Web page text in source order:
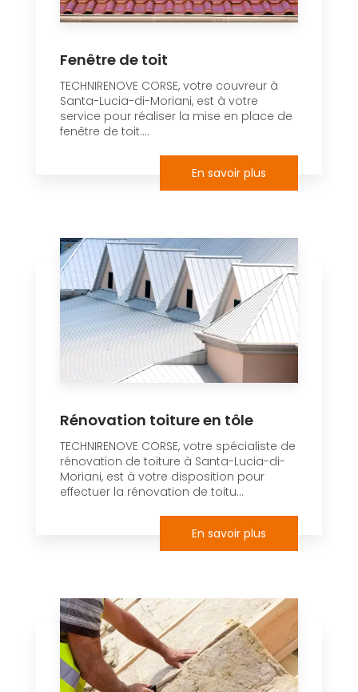
Fenêtre de toit
TECHNIRENOVE CORSE, votre couvreur à
Santa-Lucia-di-Moriani, est à votre
service pour réaliser la mise en place de
fenêtre de toit....
En savoir plus
Rénovation toiture en tôle
TECHNIRENOVE CORSE, votre spécialiste de
rénovation de toiture à Santa-Lucia-di-
Moriani, est à votre disposition pour
effectuer la rénovation de toitu...
En savoir plus